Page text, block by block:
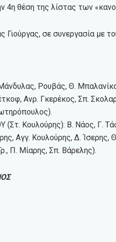
4η θέση της λίστας των
Γιούργας, σε συνεργασία με
Ρουβάς, Θ.
Ανρ. Γκερέκος, Σπ.
Κουλούρης): Β. Νάος, Γ.
Αγγ. Κουλούρης, Δ. Ίσερης,
Π. Μίαρης, Σπ. Βάρελης).